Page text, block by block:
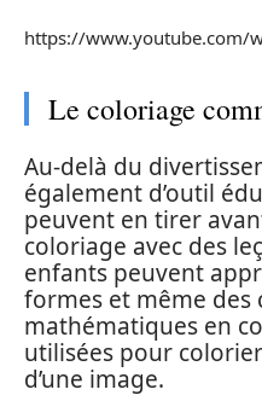
https://www.youtube.com/
Le coloriage
Au-delà du
également d’outil
peuvent en tirer
coloriage avec des
enfants peuvent
formes et même des
mathématiques en
utilisées pour
d’une image.